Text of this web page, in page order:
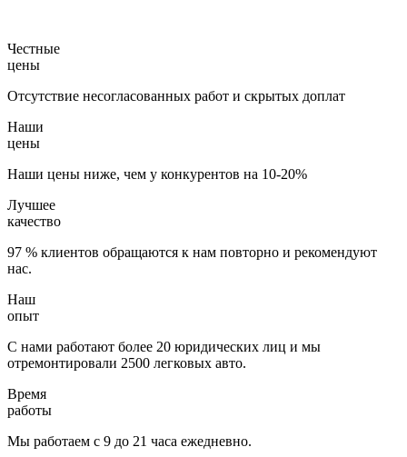
Честные
цены
Отсутствие несогласованных работ и скрытых доплат
Наши
цены
Наши цены ниже, чем у конкурентов на 10-20%
Лучшее
качество
97 % клиентов обращаются к нам повторно и рекомендуют
нас.
Наш
опыт
С нами работают более 20 юридических лиц и мы
отремонтировали 2500 легковых авто.
Время
работы
Мы работаем с 9 до 21 часа ежедневно.